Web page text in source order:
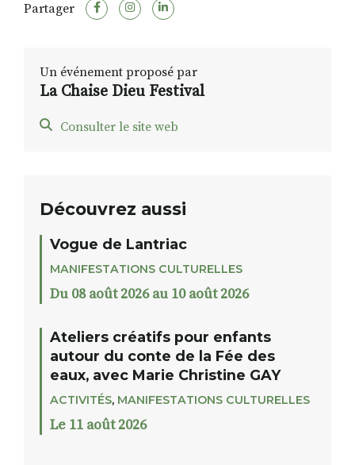
Partager
Un événement proposé par
La Chaise Dieu Festival
Consulter le site web
Découvrez aussi
Vogue de Lantriac
MANIFESTATIONS CULTURELLES
Du 08 août 2026 au 10 août 2026
Ateliers créatifs pour enfants
autour du conte de la Fée des
eaux, avec Marie Christine GAY
ACTIVITÉS, MANIFESTATIONS CULTURELLES
Le 11 août 2026